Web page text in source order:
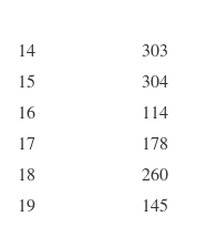
14
303
15
304
16
114
17
178
18
260
19
145